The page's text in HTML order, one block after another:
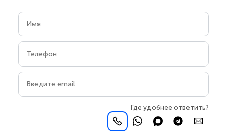
Где удобнее ответить?